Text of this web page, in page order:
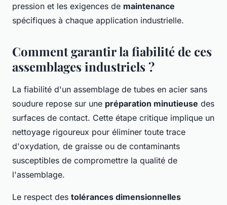
pression et les exigences de maintenance
spécifiques à chaque application industrielle.
Comment garantir la fiabilité de ces
assemblages industriels ?
La fiabilité d'un assemblage de tubes en acier sans
soudure repose sur une préparation minutieuse des
surfaces de contact. Cette étape critique implique un
nettoyage rigoureux pour éliminer toute trace
d'oxydation, de graisse ou de contaminants
susceptibles de compromettre la qualité de
l'assemblage.
Le respect des tolérances dimensionnelles